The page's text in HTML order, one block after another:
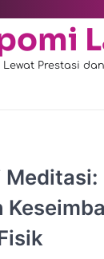
Prestasi
Meditasi: